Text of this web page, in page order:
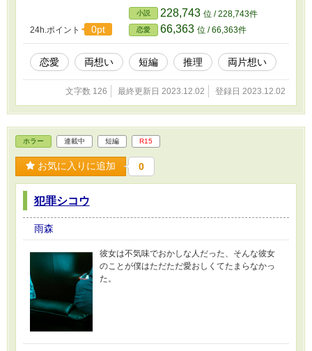
24h.ポイント 0pt
小説 228,743 位 / 228,743件
恋愛 66,363 位 / 66,363件
恋愛 両想い 短編 推理 両片想い
文字数 126 最終更新日 2023.12.02 登録日 2023.12.02
ホラー 連載中 短編 R15
お気に入りに追加 0
犯罪シコウ
雨森
彼女は不気味でおかしな人だった、そんな彼女
のことが僕はただただ愛おしくてたまらなかっ
た。